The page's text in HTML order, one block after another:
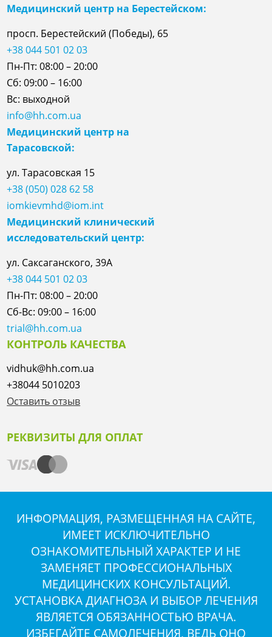
Медицинский центр на Берестейском:
просп. Берестейский (Победы), 65
+38 044 501 02 03
Пн-Пт: 08:00 – 20:00
Сб: 09:00 – 16:00
Вс: выходной
info@hh.com.ua
Медицинский центр на
Тарасовской:
ул.Тарасовская 15
+38 (050) 028 62 58
iomkievmhd@iom.int
Медицинский клинический
исследовательский центр:
ул. Саксаганского, 39А
+38 044 501 02 03
Пн-Пт: 08:00 – 20:00
Сб-Вс: 09:00 – 16:00
trial@hh.com.ua
КОНТРОЛЬ КАЧЕСТВА
vidhuk@hh.com.ua
+38044 5010203
Оставить отзыв
РЕКВИЗИТЫ ДЛЯ ОПЛАТ
ИНФОРМАЦИЯ, РАЗМЕЩЕННАЯ НА САЙТЕ,
ИМЕЕТ ИСКЛЮЧИТЕЛЬНО
ОЗНАКОМИТЕЛЬНЫЙ ХАРАКТЕР И НЕ
ЗАМЕНЯЕТ ПРОФЕССИОНАЛЬНЫХ
МЕДИЦИНСКИХ КОНСУЛЬТАЦИЙ.
УСТАНОВКА ДИАГНОЗА И ВЫБОР ЛЕЧЕНИЯ
ЯВЛЯЕТСЯ ОБЯЗАННОСТЬЮ ВРАЧА.
ИЗБЕГАЙТЕ САМОЛЕЧЕНИЯ, ВЕДЬ ОНО